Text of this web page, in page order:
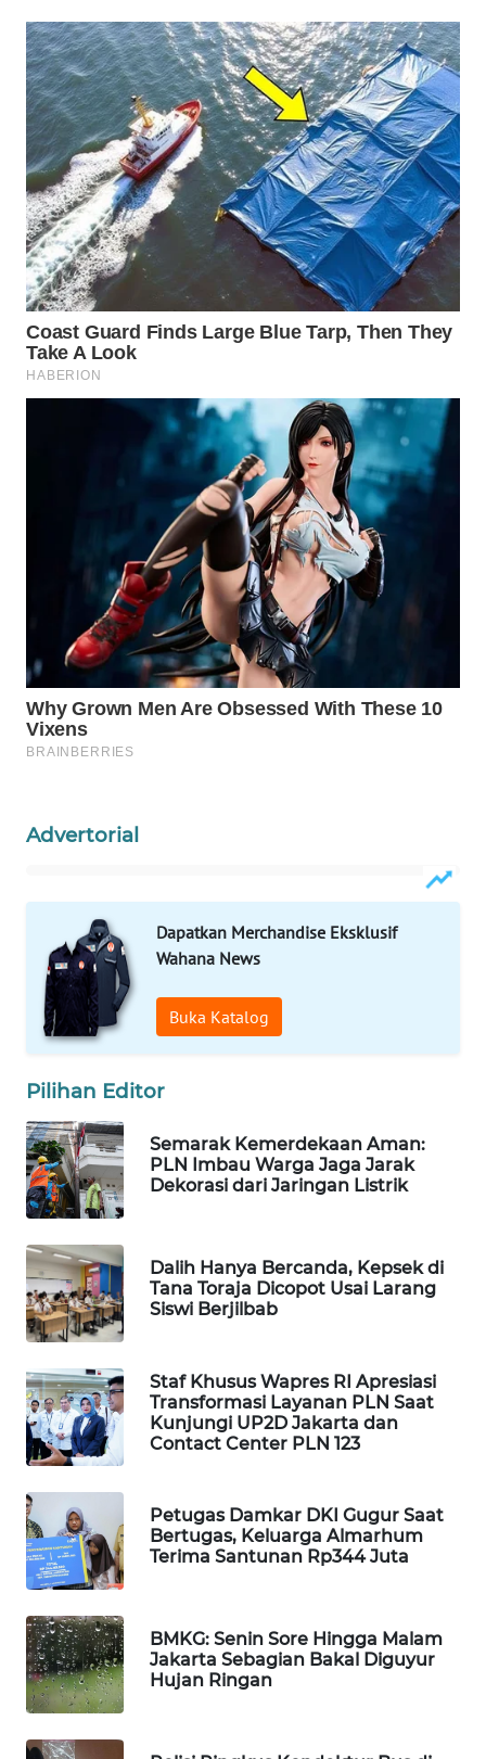
Advertorial
Dapatkan Merchandise Eksklusif
Wahana News
Buka Katalog
Pilihan Editor
Semarak Kemerdekaan Aman:
PLN Imbau Warga Jaga Jarak
Dekorasi dari Jaringan Listrik
Dalih Hanya Bercanda, Kepsek di
Tana Toraja Dicopot Usai Larang
Siswi Berjilbab
Staf Khusus Wapres RI Apresiasi
Transformasi Layanan PLN Saat
Kunjungi UP2D Jakarta dan
Contact Center PLN 123
Petugas Damkar DKI Gugur Saat
Bertugas, Keluarga Almarhum
Terima Santunan Rp344 Juta
BMKG: Senin Sore Hingga Malam
Jakarta Sebagian Bakal Diguyur
Hujan Ringan
TANI
WAHANA
ADVOKAT
WAHANA
INFRASTRUKTUR
WAHANA
KONSUMEN
WAHANA
LISTRIK
WAHANANEWS
ID
WAHANANEWS
CO ID
WAHANANEWS
NET
SPORT
UMKM
WAHANA
SELEB
WAHANA
PERSONA
WAHANA
OTOMOTIF
WAHANA
WAHANA
DESA
WISATA
LAPAK
WAHANA
Network
KONSUMEN
LISTRIK
MASYARAKAT
KELISTRIKAN
WALINKI
ID